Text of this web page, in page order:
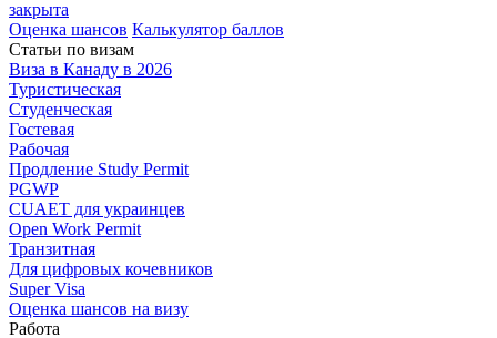
закрыта
Оценка шансов Калькулятор баллов
Статьи по визам
Виза в Канаду в 2026
Туристическая
Студенческая
Гостевая
Рабочая
Продление Study Permit
PGWP
CUAET для украинцев
Open Work Permit
Транзитная
Для цифровых кочевников
Super Visa
Оценка шансов на визу
Работа